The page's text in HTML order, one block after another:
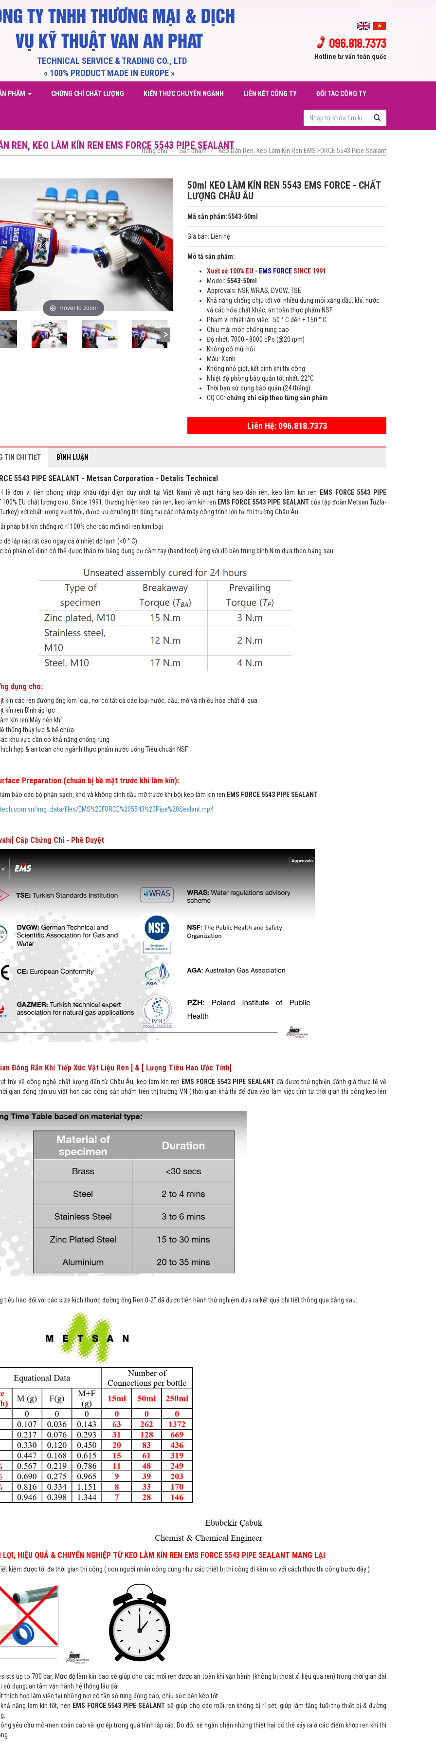
TY TNHH THƯƠNG MẠI & DỊCH
VỤ KỸ THUẬT VAN AN PHAT
SERVICE & TRADING CO., LTD
« 100% PRODUCT MADE IN EUROPE »
096.818.7373
Hotline tư vấn toàn quốc
PHẨM CHỨNG CHỈ CHẤT LƯỢNG KIẾN THỨC CHUYÊN NGÀNH LIÊN KẾT CÔNG TY ĐỐI TÁC CÔNG TY
REN, KEO LÀM KÍN REN EMS FORCE 5543 PIPE SEALANT
Trang chủ Sản phẩm Keo Dán Ren, Keo Làm Kín Ren EMS FORCE 5543 Pipe Sealant
Hover to zoom
50ml KEO LÀM KÍN REN 5543 EMS FORCE - CHẤT
LƯỢNG CHÂU ÂU
Mã sản phẩm:5543-50ml
Giá bán: Liên hệ
Mô tả sản phẩm:
Xuất xứ 100% EU - EMS FORCE SINCE 1991
Model: 5543-50ml
Approvals: NSF, WRAS, DVGW, TSE
Khả năng chống chịu tốt với nhiều dung môi xăng dầu, khí, nước
và các hóa chất khác, an toàn thực phẩm NSF
Phạm vi nhiệt làm việc: -50 ° C đến + 150 ° C
Chịu mài mòn chống rung cao
Độ nhớt: 7000 - 8000 cPs (@20 rpm)
Không có mùi hôi
Màu: Xanh
Không nhỏ giọt, kết dính khi thi công
Nhiệt độ phòng bảo quản tốt nhất: 22°C
Thời hạn sử dụng bảo quản (24 tháng)
CQ CO: chứng chỉ cấp theo từng sản phẩm
Liên Hệ: 096.818.7373
TIN CHI TIẾT BÌNH LUẬN
5543 PIPE SEALANT - Metsan Corporation - Detalis Technical
là đơn vị tiên phong nhập khẩu (đại diện duy nhất tại Việt Nam) về mặt hàng keo dán ren, keo làm kín ren
EMS FORCE 5543 PIPE
100% EU chất lượng cao. Since 1991, thương hiện keo dán ren, keo làm kín ren EMS FORCE 5543 PIPE SEALANTcủa tập đoàn Metsan Tuzla-
với chất lượng vượt trội, được ưu chuộng tín dùng tại các nhà máy công trình lớn tại thị trường Châu Âu.
pháp bịt kín chống rò rỉ 100% cho các mối nối ren kim loại
lắp ráp rất cao ngay cả ở nhiệt độ lạnh (<0 ° C)
phận cố định có thể được tháo rời bằng dụng cụ cầm tay (hand tool) ứng với độ bền trung bình N.m dựa theo bảng sau
dụng cho:
kín các ren đường ống kim loại, nơi có tất cả các loại nước, dầu, mỡ và nhiều hóa chất đi qua
kín ren Bình áp lực
kín ren Máy nén khí
thống thủy lực & bể chứa
khu vực cần có khả năng chống rung
hợp & an toàn cho ngành thực phẩm nước uống Tiêu chuẩn NSF
Preparation (chuẩn bị bề mặt trước khi làm kín):
bảo các bộ phận sạch, khô và không dính dầu mỡ trước khi bôi keo làm kín ren EMS FORCE 5543 PIPE SEALANT
img_data/files/EMS%20FORCE%205543%20Pipe%20Sealant.mp4
Cấp Chứng Chỉ - Phê Duyệt
Đóng Rắn Khi Tiếp Xúc Vật Liệu Ren ] & [ Lượng Tiêu Hao Ước Tính]
trội về công nghệ chất lượng đến từ Châu Âu, keo làm kín ren EMS FORCE 5543 PIPE SEALANTđã được thử nghiện đánh giá thực tế về
gian đóng rắn ưu việt hơn các dòng sản phẩm trên thị trường VN ( thời gian khả thi để đưa vào làm việc tính từ thời gian thi công keo lên
tiêu hao đối với các size kích thước đường ống Ren 0-2’’ đã được tiến hành thử nghiệm đưa ra kết quả chi tiết thông qua bảng sau:
LỢI, HIỆU QUẢ & CHUYỂN NGHIỆP TỪ KEO LÀM KÍN REN EMS FORCE 5543 PIPE SEALANT MANG LẠI
kiệm được tối đa thời gian thi công ( con người nhân công cũng như các thiết bị thi công đi kèm so với cách thức thi công trước đây )
up to 700 bar, Mức độ làm kín cao sẽ giúp cho các mối ren được an toàn khi vận hành (không bị thoát xì liệu qua ren) trong thời gian dài
sử dụng, an tâm vận hành hệ thống lâu dài
thích hợp làm việc tại những nơi có tần số rung động cao, chịu sức bền kéo tốt
năng làm kín tốt, nên EMS FORCE 5543 PIPE SEALANT sẽ giúp cho các mối ren không bị rỉ sét, giúp làm tăng tuổi thọ thiết bị & đường
yêu cầu mô-men xoắn cao và lực ép trong quá trình lắp ráp. Do đó, sẽ ngăn chặn những thiệt hại có thể xảy ra ở các điểm khớp ren khi thi